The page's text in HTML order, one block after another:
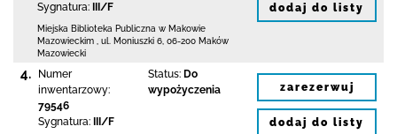
Sygnatura:
III/F
Miejska Biblioteka Publiczna w Makowie
Mazowieckim
ul. Moniuszki 6 06-200 Maków
Mazowiecki
dodaj do listy
4.
Numer
inwentarzowy:
79546
Sygnatura:
III/F
Status: Do
wypożyczenia
zarezerwuj
dodaj do listy